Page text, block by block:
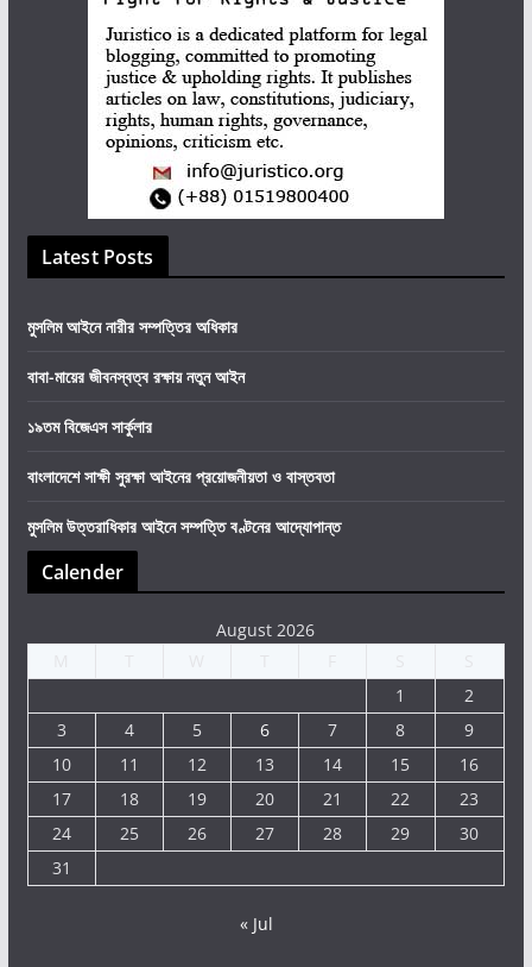
Latest Posts
মুসলিম আইনে নারীর সম্পত্তির অধিকার
বাবা-মায়ের জীবনস্বত্ব রক্ষায় নতুন আইন
১৯তম বিজেএস সার্কুলার
বাংলাদেশে সাক্ষী সুরক্ষা আইনের প্রয়োজনীয়তা ও বাস্তবতা
মুসলিম উত্তরাধিকার আইনে সম্পত্তি বণ্টনের আদ্যোপান্ত
Calender
August 2026
1
2
3
4 5 6 7 8
9
10
11 12 13 14 15
16
17
18 19 20 21 22
23
24
25 26 27 28 29
30
31
« Jul